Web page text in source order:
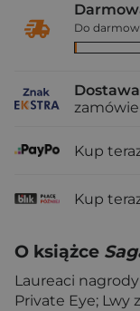
Do
Dostawa
Kup
Kup
O książce
Laureaci
Private Eye; Lwy